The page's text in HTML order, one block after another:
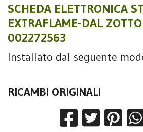
SCHEDA ELETTRONICA
EXTRAFLAME-DAL
002272563
Installato dal seguente
RICAMBI ORIGINALI